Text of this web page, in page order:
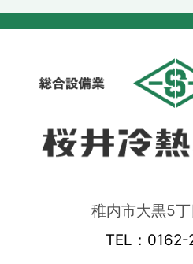
稚内市大黒5
TEL：